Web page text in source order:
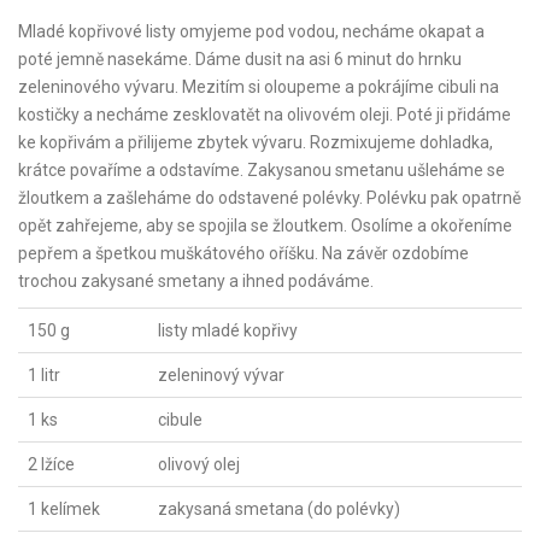
Mladé kopřivové listy omyjeme pod vodou, necháme okapat a
poté jemně nasekáme. Dáme dusit na asi 6 minut do hrnku
zeleninového vývaru. Mezitím si oloupeme a pokrájíme cibuli na
kostičky a necháme zesklovatět na olivovém oleji. Poté ji přidáme
ke kopřivám a přilijeme zbytek vývaru. Rozmixujeme dohladka,
krátce povaříme a odstavíme. Zakysanou smetanu ušleháme se
žloutkem a zašleháme do odstavené polévky. Polévku pak opatrně
opět zahřejeme, aby se spojila se žloutkem. Osolíme a okořeníme
pepřem a špetkou muškátového oříšku. Na závěr ozdobíme
trochou zakysané smetany a ihned podáváme.
150 g listy mladé kopřivy
1 litr zeleninový vývar
1 ks cibule
2 lžíce olivový olej
1 kelímek zakysaná smetana (do polévky)